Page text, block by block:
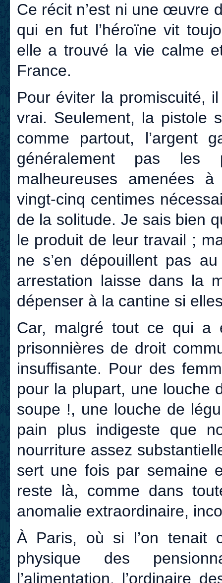
Ce récit n’est ni une œuvre
qui en fut l’héroïne vit
elle a trouvé la vie calme
France.
Pour éviter la promiscuité,
vrai. Seulement, la pistole
comme partout, l’argent
généralement pas les
malheureuses amenées
vingt-cinq centimes
de la solitude. Je sais bien
le produit de leur travail ;
ne s’en dépouillent pas
arrestation laisse dans la
dépenser à la cantine si
Car, malgré tout ce qui a
prisonnières de droit
insuffisante. Pour des
pour la plupart, une louche
soupe !, une louche de
pain plus indigeste que
nourriture assez
sert une fois par semaine
reste là, comme dans
anomalie extraordinaire,
À Paris, où si l’on tenait
physique des
l’alimentation, l’ordinaire